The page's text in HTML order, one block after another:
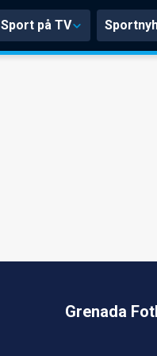
Sport på TV
Grenada